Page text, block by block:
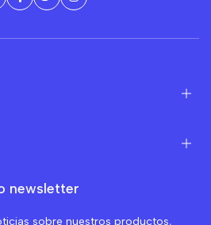
newsletter
sobre nuestros productos,